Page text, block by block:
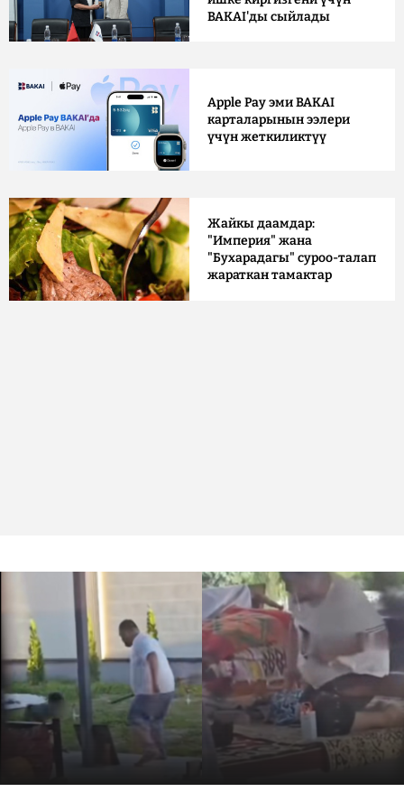
BAKAI'ды сыйлады
Apple Pay эми BAKAI
карталарынын ээлери
үчүн жеткиликтүү
Жайкы даамдар:
"Империя" жана
"Бухарадагы" суроо-талап
жараткан тамактар